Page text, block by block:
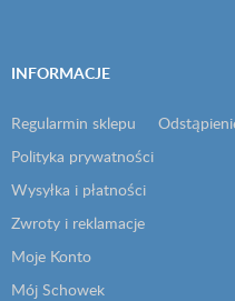
INFORMACJE
Regularmin sklepu
Polityka prywatności
Wysyłka i płatności
Zwroty i reklamacje
Moje Konto
Mój Schowek